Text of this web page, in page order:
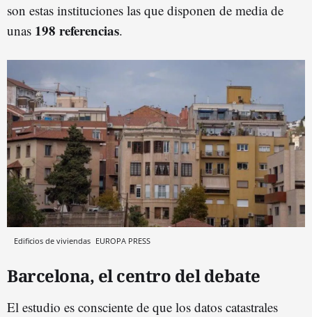
son estas instituciones las que disponen de media de
unas 198 referencias.
Edificios de viviendas EUROPA PRESS
Barcelona, el centro del debate
El estudio es consciente de que los datos catastrales